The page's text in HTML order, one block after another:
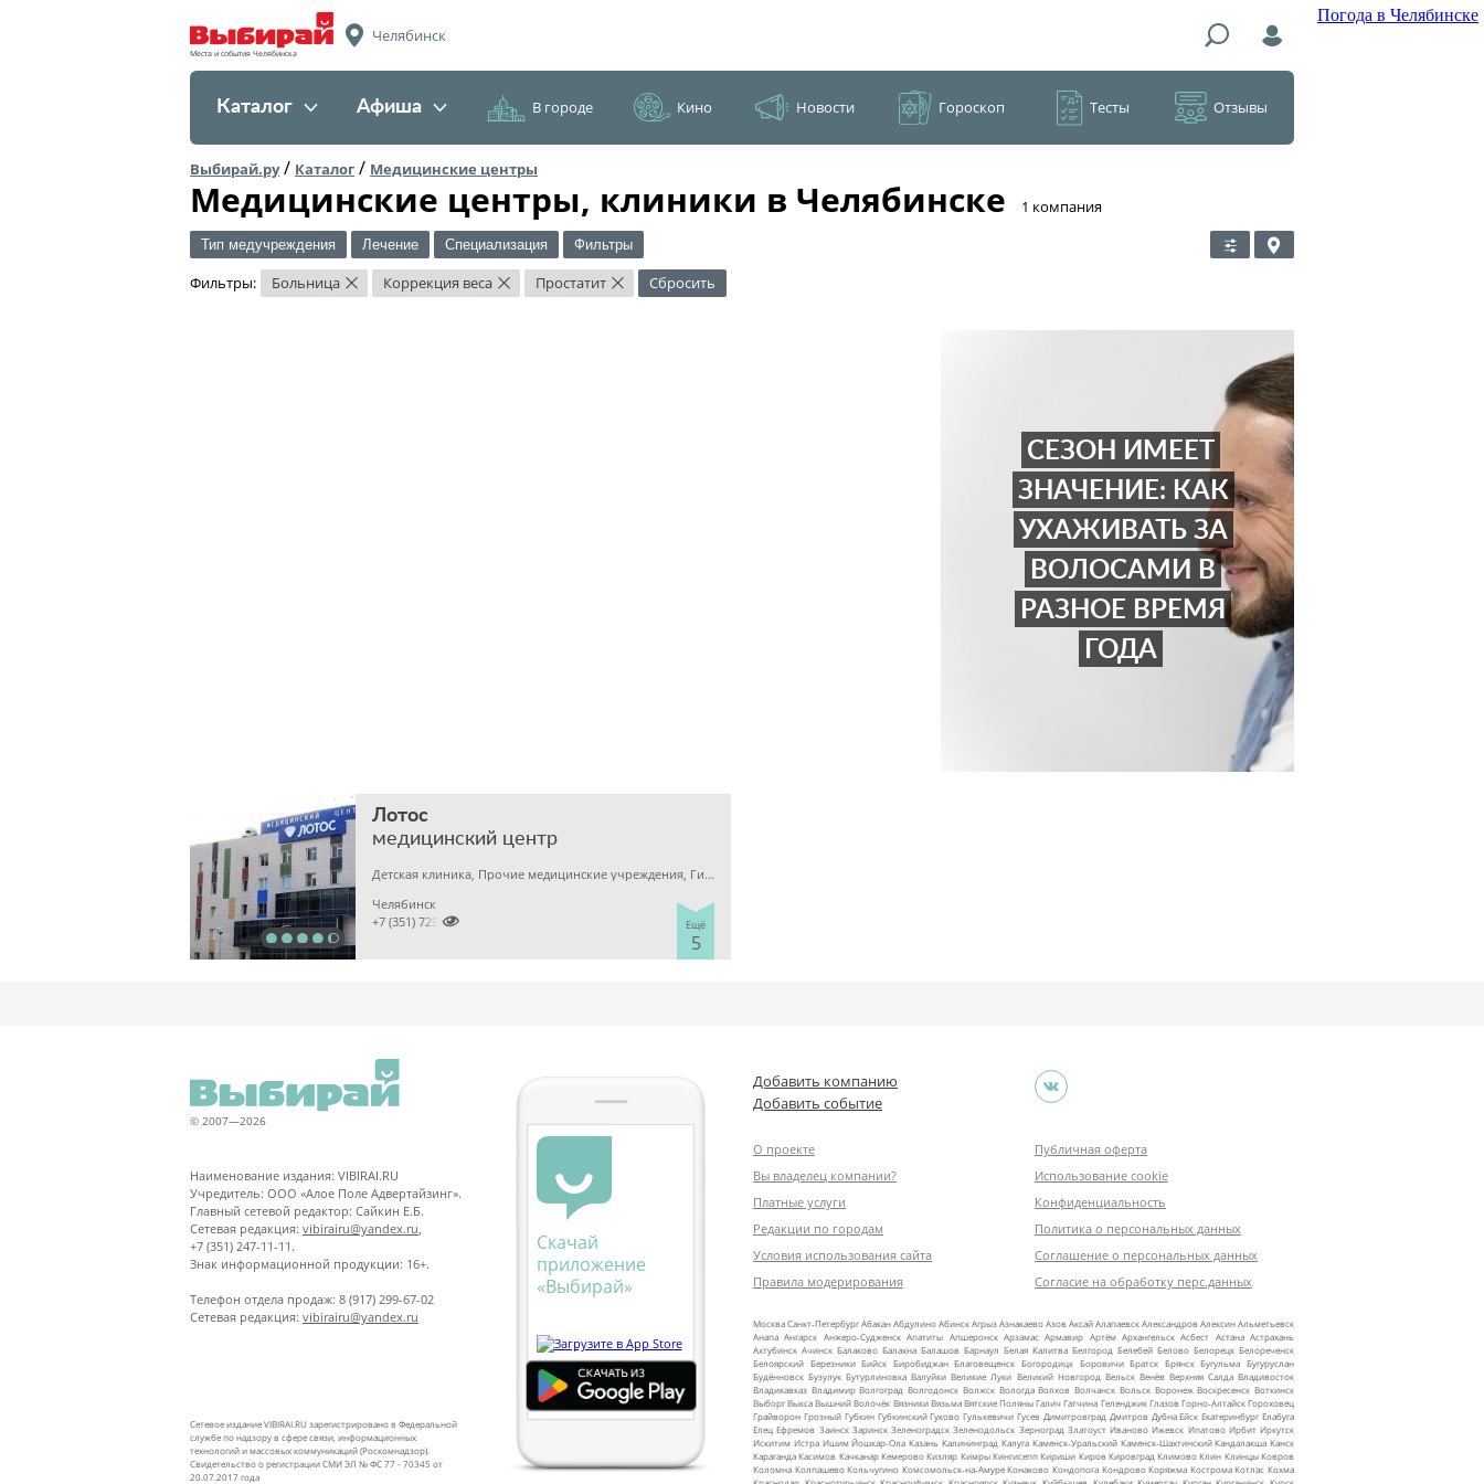
Погода в Челябинске
Места и события Челябинска
Челябинск
Каталог Афиша В городе Кино Новости Гороскоп Тесты Отзывы
Выбирай.ру/ Каталог / Медицинские центры
Медицинские центры, клиники в Челябинске ​1 компания
Тип медучреждения Лечение Специализация Фильтры
Фильтры: Больница × Коррекция веса × Простатит × Сбросить
СЕЗОН ИМЕЕТ
ЗНАЧЕНИЕ: КАК
УХАЖИВАТЬ ЗА
ВОЛОСАМИ В
РАЗНОЕ ВРЕМЯ
ГОДА
Лотос
медицинский центр
Детская клиника, Прочие медицинские учреждения, Гинекология
Ещё
5
Челябинск

+7 (351) 7298929
© 2007—2026
Наименование издания: VIBIRAI.RU
Учредитель: ООО «Алое Поле Адвертайзинг».
Главный сетевой редактор: Сайкин Е.Б.
Сетевая редакция: vibirairu@yandex.ru
+7 (351) 247-11-11.
Знак информационной продукции: 16+.
Телефон отдела продаж: 8 (917) 299-67-02
Сетевая редакция: vibirairu@yandex.ru
Сетевое издание VIBIRAI.RU зарегистрировано в Федеральной
службе по надзору в сфере связи, информационных
технологий и массовых коммуникаций (Роскомнадзор).
Свидетельство о регистрации СМИ ЭЛ № ФС 77 - 70345 от
20.07.2017 года
Скачай
приложение
«Выбирай»
Добавить компанию
Добавить событие
О проекте
Вы владелец компании?
Платные услуги
Редакции по городам
Условия использования сайта
Правила модерирования
Публичная оферта
Использование cookie
Конфиденциальность
Политика о персональных данных
Соглашение о персональных данных
Согласие на обработку перс.данных
МоскваСанкт‑ПетербургАбаканАбдулиноАбинскАгрызАзнакаевоАзовАксайАлапаевскАлександровАлексинАльметьевск
Анапа Ангарск Анжеро‑Судженск Апатиты Апшеронск Арзамас Армавир Артём Архангельск Асбест Астана Астрахань
Ахтубинск Ачинск Балаково Балахна Балашов Барнаул Белая Калитва Белгород Белебей Белово Белорецк Белореченск
Белоярский Березники Бийск Биробиджан Благовещенск Богородицк Боровичи Братск Брянск Бугульма Бугуруслан
Будённовск Бузулук Бутурлиновка Валуйки Великие Луки Великий Новгород Вельск Венёв Верхняя Салда Владивосток
Владикавказ Владимир Волгоград Волгодонск Волжск Вологда Волхов Волчанск Вольск Воронеж Воскресенск Воткинск
ВыборгВыкса Вышний Волочёк Вязники Вязьма Вятские Поляны Галич Гатчина Геленджик Глазов Горно‑АлтайскГороховец
Грайворон Грозный Губкин Губкинский Гуково Гулькевичи Гусев Димитровград Дмитров Дубна Ейск Екатеринбург Елабуга
Елец Ефремов Заинск Заринск Зеленоградск Зеленодольск Зерноград Златоуст Иваново Ижевск Ипатово Ирбит Иркутск
Искитим Истра Ишим Йошкар‑Ола Казань Калининград Калуга Каменск‑Уральский Каменск‑Шахтинский Кандалакша Канск
Караганда Касимов Качканар Кемерово Кизляр Кимры Кингисепп Кириши Киров Кировград Климово Клин Клинцы Ковров
Коломна Колпашево Кольчугино Комсомольск‑на‑Амуре Конаково Кондопога Кондрово Коряжма Кострома Котлас Кохма